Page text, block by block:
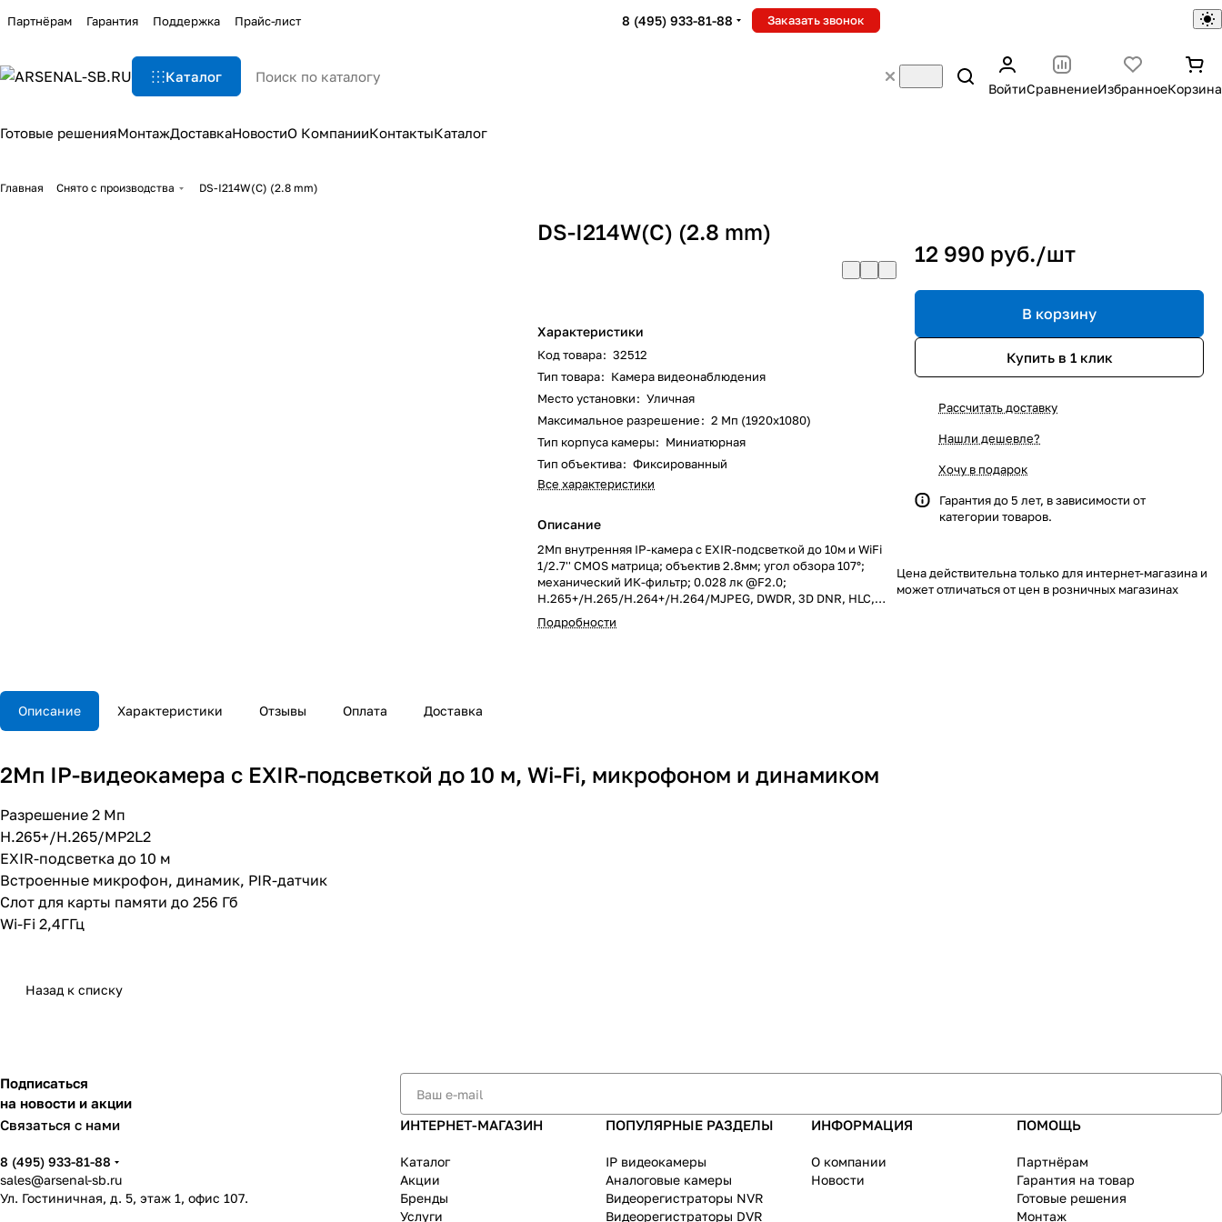
Партнёрам Гарантия Поддержка Прайс-лист 8 (495) 933-81-88 Заказать звонок
Каталог
ВойтиСравнениеИзбранноеКорзина
Готовые решенияМонтажДоставкаНовостиО КомпанииКонтактыКаталог
Главная Снято с производства DS-I214W(С) (2.8 mm)
DS-I214W(С) (2.8 mm)
Характеристики
Код товара: 32512
Тип товара: Камера видеонаблюдения
Место установки: Уличная
Максимальное разрешение: 2 Мп (1920x1080)
Тип корпуса камеры: Миниатюрная
Тип объектива: Фиксированный
Все характеристики
Описание
2Мп внутренняя IP-камера c EXIR-подсветкой до 10м и WiFi
1/2.7'' CMOS матрица; объектив 2.8мм; угол обзора 107°;
механический ИК-фильтр; 0.028 лк @F2.0;
H.265+/H.265/H.264+/H.264/MJPEG, DWDR, 3D DNR, HLC,
BLC; встроенный микрофон/ динамик; PIR-датчик;
встроенный слот для microSD карты до 256Гб;
Подробности
12 990 руб./шт
В корзину
Купить в 1 клик
Рассчитать доставку
Нашли дешевле?
Хочу в подарок
Гарантия до 5 лет, в зависимости от
категории товаров.
Цена действительна только для интернет-магазина и
может отличаться от цен в розничных магазинах
Описание Характеристики Отзывы Оплата Доставка
2Мп IP-видеокамера с EXIR-подсветкой до 10 м, Wi-Fi, микрофоном и динамиком
Разрешение 2 Мп
H.265+/H.265/MP2L2
EXIR-подсветка до 10 м
Встроенные микрофон, динамик, PIR-датчик
Слот для карты памяти до 256 Гб
Wi-Fi 2,4ГГц
Назад к списку
Подписаться
на новости и акции
Связаться с нами
8 (495) 933-81-88
sales@arsenal-sb.ru
Ул. Гостиничная, д. 5, этаж 1, офис 107.
ИНТЕРНЕТ-МАГАЗИН
Каталог
Акции
Бренды
Услуги
ПОПУЛЯРНЫЕ РАЗДЕЛЫ
IP видеокамеры
Аналоговые камеры
Видеорегистраторы NVR
Видеорегистраторы DVR
ИНФОРМАЦИЯ
О компании
Новости
ПОМОЩЬ
Партнёрам
Гарантия на товар
Готовые решения
Монтаж